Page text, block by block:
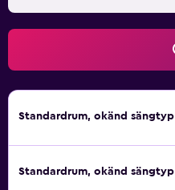
Standardrum, okänd sängtyp
Standardrum, okänd sängtyp